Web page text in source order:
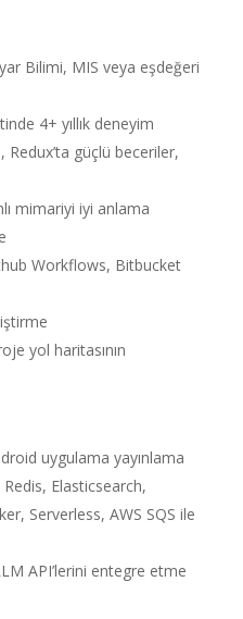
Bilimi, MIS veya eşdeğeri
4+ yıllık deneyim
güçlü beceriler,
mimariyi iyi anlama
Workflows, Bitbucket
yol haritasının
uygulama yayınlama
Elasticsearch,
Serverless, AWS SQS ile
API’lerini entegre etme